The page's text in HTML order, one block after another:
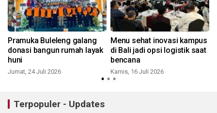
Pramuka Buleleng galang
donasi bangun rumah layak
huni
Jumat, 24 Juli 2026
Menu sehat inovasi kampus
di Bali jadi opsi logistik saat
bencana
Kamis, 16 Juli 2026
Terpopuler - Updates